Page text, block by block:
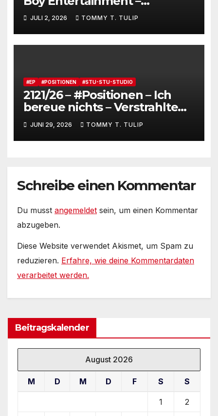
Fensterstürze, ungeheurer
Reichtum,
dienstverpflichtete
Claqueure und soziale
JULI 2, 2026 TOMMY T. TULIP
#EP #POSITIONEN #STU-STU-STUDIO
2121/26 – #Positionen – Ich
bereue nichts – Verstrahlte
Menschen, verstrahlte
Kommentare, verstrahltes
Gesamterlebnis auf Social
JUNI 29, 2026 TOMMY T. TULIP
Schreibe einen Kommentar
Du musst angemeldet sein, um einen Kommentar
abzugeben.
Diese Website verwendet Akismet, um Spam zu
reduzieren. Erfahre, wie deine Kommentardaten
verarbeitet werden.
Beitragskalender
August 2026
M D M D F S S
1 2